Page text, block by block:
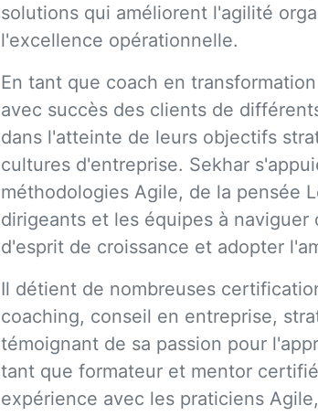
solutions qui améliorent l'agilité
l'excellence opérationnelle.
En tant que coach en
avec succès des clients de
dans l'atteinte de leurs objectifs
cultures d'entreprise. Sekhar
méthodologies Agile, de la pensée
dirigeants et les équipes à
d'esprit de croissance et adopter
Il détient de nombreuses
coaching, conseil en entreprise,
témoignant de sa passion pour
tant que formateur et mentor
expérience avec les praticiens